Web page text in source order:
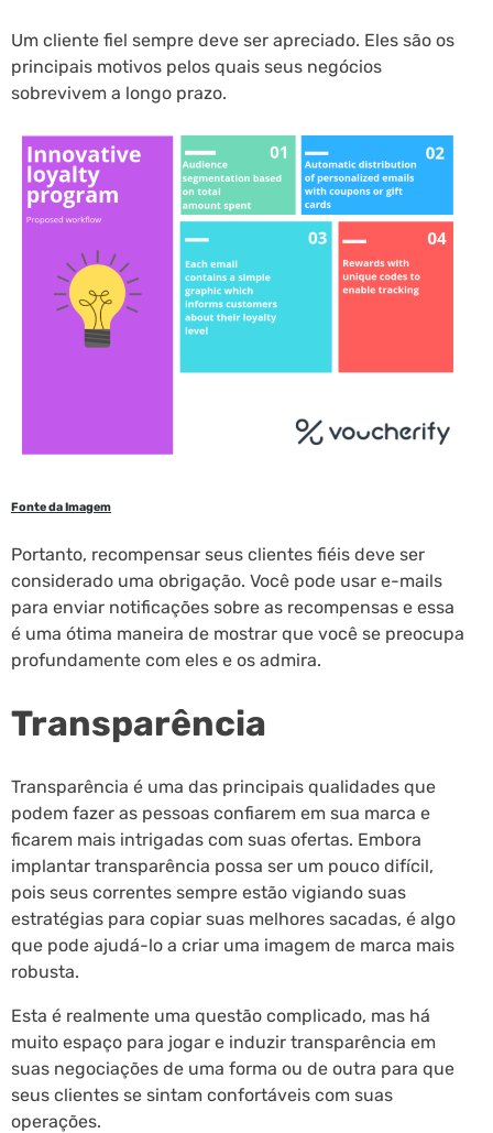
Um cliente fiel sempre deve ser apreciado. Eles são os
principais motivos pelos quais seus negócios
sobrevivem a longo prazo.
Fonte da Imagem
Portanto, recompensar seus clientes fiéis deve ser
considerado uma obrigação. Você pode usar e-mails
para enviar notificações sobre as recompensas e essa
é uma ótima maneira de mostrar que você se preocupa
profundamente com eles e os admira.
Transparência
Transparência é uma das principais qualidades que
podem fazer as pessoas confiarem em sua marca e
ficarem mais intrigadas com suas ofertas. Embora
implantar transparência possa ser um pouco difícil,
pois seus correntes sempre estão vigiando suas
estratégias para copiar suas melhores sacadas, é algo
que pode ajudá-lo a criar uma imagem de marca mais
robusta.
Esta é realmente uma questão complicado, mas há
muito espaço para jogar e induzir transparência em
suas negociações de uma forma ou de outra para que
seus clientes se sintam confortáveis com suas
operações.